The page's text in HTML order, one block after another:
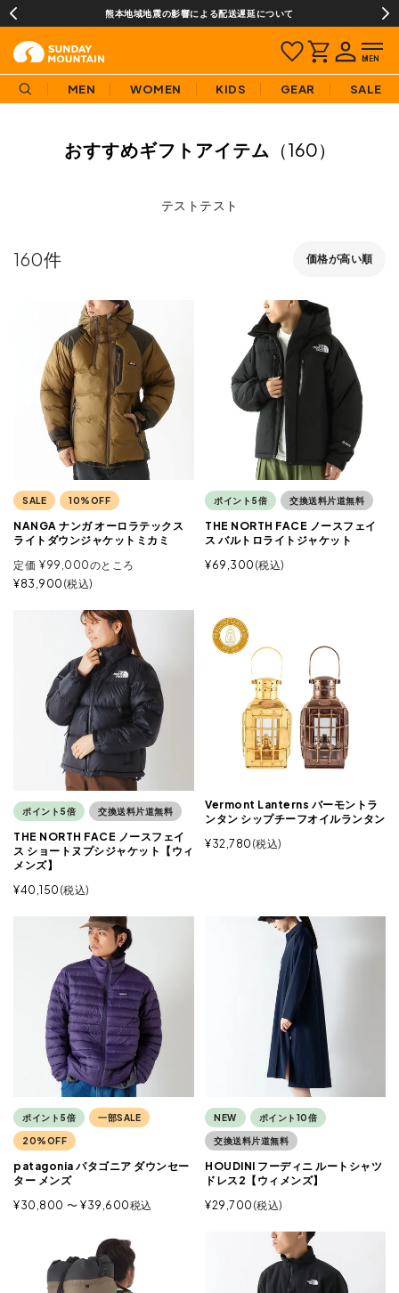
熊本地域地震の影響による配送遅延について
MEN WOMEN KIDS GEAR SALE
おすすめギフトアイテム （160）
テストテスト
価格が高い順
160
SALE 10%OFF
NANGA ナンガ オーロラテックス
ライトダウンジャケットミカミ
定価 ¥99,000のところ
¥83,900 税込
ポイント5倍 交換送料片道無料
THE NORTH FACE ノースフェイ
ス バルトロライトジャケット
¥69,300 税込
ポイント5倍 交換送料片道無料
THE NORTH FACE ノースフェイ
ス ショートヌプシジャケット【ウィ
メンズ】
¥40,150 税込
Vermont Lanterns バーモントラ
ンタン シップチーフオイルランタン
¥32,780 税込
ポイント5倍 一部SALE
20%OFF
patagonia パタゴニア ダウンセー
ター メンズ
¥30,800 〜 ¥39,600税込
NEW ポイント10倍
交換送料片道無料
HOUDINI フーディニ ルートシャツ
ドレス2【ウィメンズ】
¥29,700 税込